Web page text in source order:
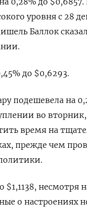
уровня с 28
Баллок
до $0,6293​.
подешевела на
во
время на
прежде чем
$1,1138​,
о настроениях